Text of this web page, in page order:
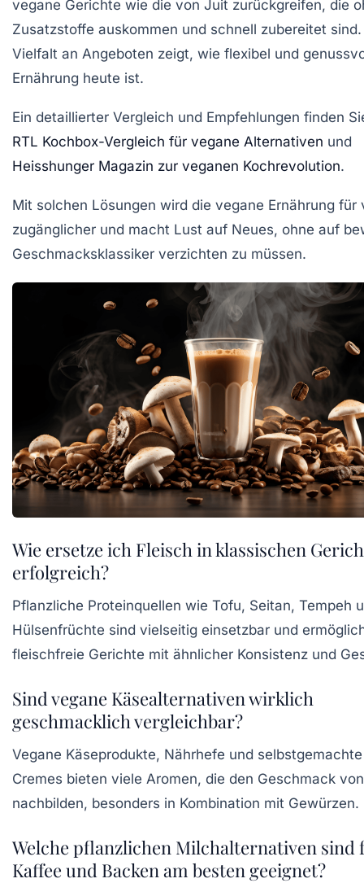
vegane Gerichte wie die von Juit zurückgreifen, die
Zusatzstoffe auskommen und schnell zubereitet sind.
Vielfalt an Angeboten zeigt, wie flexibel und
Ernährung heute ist.
Ein detaillierter Vergleich und Empfehlungen finden
RTL Kochbox-Vergleich für vegane Alternativen und
Heisshunger Magazin zur veganen Kochrevolution.
Mit solchen Lösungen wird die vegane Ernährung für
zugänglicher und macht Lust auf Neues, ohne auf
Geschmacksklassiker verzichten zu müssen.
Wie ersetze ich Fleisch in klassischen
erfolgreich?
Pflanzliche Proteinquellen wie Tofu, Seitan, Tempeh
Hülsenfrüchte sind vielseitig einsetzbar und
fleischfreie Gerichte mit ähnlicher Konsistenz und
Sind vegane Käsealternativen wirklich
geschmacklich vergleichbar?
Vegane Käseprodukte, Nährhefe und
Cremes bieten viele Aromen, die den Geschmack
nachbilden, besonders in Kombination mit Gewürzen.
Welche pflanzlichen Milchalternativen sind
Kaffee und Backen am besten geeignet?